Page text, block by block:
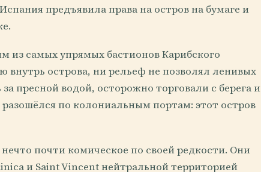
предъявила права на остров на бумаге и
из самых упрямых бастионов Карибского
острова, ни рельеф не позволял ленивых
пресной водой, осторожно торговали с берега и
по колониальным портам: этот остров
почти комическое по своей редкости. Они
и Saint Vincent нейтральной территорией